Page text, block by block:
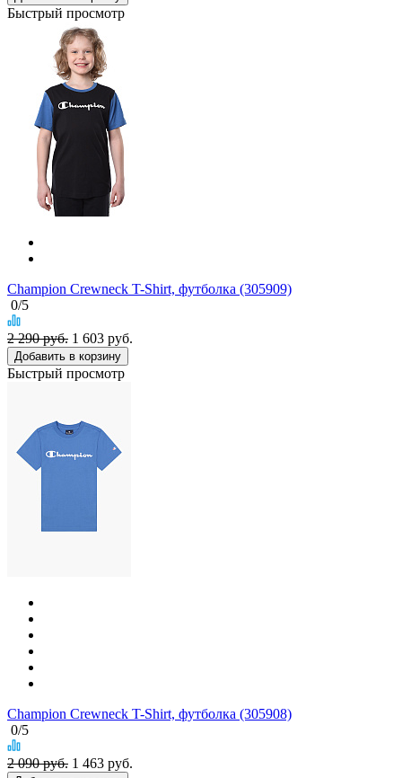
Быстрый просмотр
Champion Crewneck T-Shirt, футболка (305909)
0/5
2 290 руб. 1 603 руб.
Добавить в корзину
Быстрый просмотр
Champion Crewneck T-Shirt, футболка (305908)
0/5
2 090 руб. 1 463 руб.